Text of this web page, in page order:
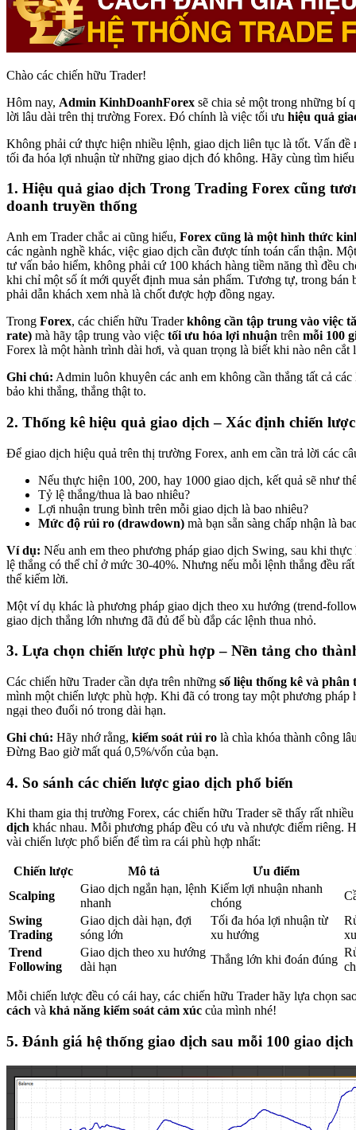
Chào các chiến hữu Trader!
Hôm nay, Admin KinhDoanhForex sẽ chia sẻ một trong những bí
lời lâu dài trên thị trường Forex. Đó chính là việc tối ưu hiệu quả
Không phải cứ thực hiện nhiều lệnh, giao dịch liên tục là tốt. Vấn đề
tối đa hóa lợi nhuận từ những giao dịch đó không. Hãy cùng tìm
1. Hiệu quả giao dịch Trong Trading Forex cũng
doanh truyền thống
Anh em Trader chắc ai cũng hiểu, Forex cũng là một hình thức
các ngành nghề khác, việc giao dịch cần được tính toán cẩn thận.
tư vấn bảo hiểm, không phải cứ 100 khách hàng tiềm năng thì đều
khi chỉ một số ít mới quyết định mua sản phẩm. Tương tự, trong bán
phải dẫn khách xem nhà là chốt được hợp đồng ngay.
Trong Forex, các chiến hữu Traderkhông cần tập trung vào việc
rate) mà hãy tập trung vào việc tối ưu hóa lợi nhuận trên mỗi 100
Forex là một hành trình dài hơi, và quan trọng là biết khi nào nên
Ghi chú: Admin luôn khuyên các anh em không cần thắng tất cả
bảo khi thắng, thắng thật to.
2. Thống kê hiệu quả giao dịch – Xác định chiến
Để giao dịch hiệu quả trên thị trường Forex, anh em cần trả lời các
Nếu thực hiện 100, 200, hay 1000 giao dịch, kết quả sẽ như
Tỷ lệ thắng/thua là bao nhiêu?
Lợi nhuận trung bình trên mỗi giao dịch là bao nhiêu?
Mức độ rủi ro (drawdown) mà bạn sẵn sàng chấp nhận là
Ví dụ: Nếu anh em theo phương pháp giao dịch Swing, sau khi
lệ thắng có thể chỉ ở mức 30-40%. Nhưng nếu mỗi lệnh thắng đều
thể kiếm lời.
Một ví dụ khác là phương pháp giao dịch theo xu hướng (trend-
giao dịch thắng lớn nhưng đã đủ để bù đắp các lệnh thua nhỏ.
3. Lựa chọn chiến lược phù hợp – Nền tảng cho
Các chiến hữu Trader cần dựa trên những số liệu thống kê và phân
mình một chiến lược phù hợp. Khi đã có trong tay một phương pháp
ngại theo đuổi nó trong dài hạn.
Ghi chú: Hãy nhớ rằng, kiểm soát rủi ro là chìa khóa thành công
Đừng Bao giờ mất quá 0,5%/vốn của bạn.
4. So sánh các chiến lược giao dịch phổ biến
Khi tham gia thị trường Forex, các chiến hữu Trader sẽ thấy rất nhiều
dịch khác nhau. Mỗi phương pháp đều có ưu và nhược điểm riêng.
vài chiến lược phổ biến để tìm ra cái phù hợp nhất:
Chiến lược Mô tả
Ưu điểm
Scalping
Giao dịch ngắn hạn, lệnh
nhanh
Kiếm lợi nhuận nhanh
chóng
Swing
Trading
Giao dịch dài hạn, đợi
sóng lớn
Tối đa hóa lợi nhuận từ
xu hướng
Trend
Following
Giao dịch theo xu hướng
dài hạn
Thắng lớn khi đoán đúng
Mỗi chiến lược đều có cái hay, các chiến hữu Trader hãy lựa chọn
cách và khả năng kiểm soát cảm xúc của mình nhé!
5. Đánh giá hệ thống giao dịch sau mỗi 100 giao dịch